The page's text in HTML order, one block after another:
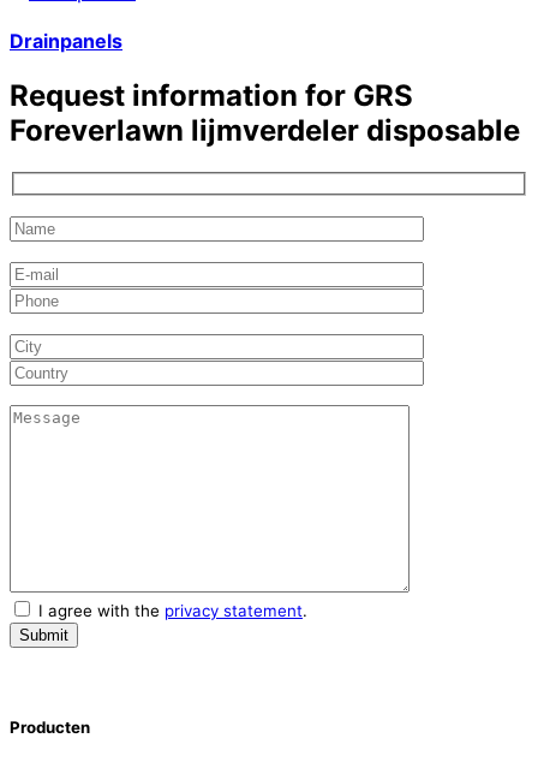
Drainpanels
Request information for GRS
Foreverlawn lijmverdeler disposable
I agree with the privacy statement.
Producten